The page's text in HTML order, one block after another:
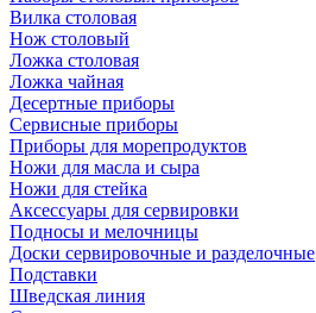
Вилка столовая
Нож столовый
Ложка столовая
Ложка чайная
Десертные приборы
Сервисные приборы
Приборы для морепродуктов
Ножи для масла и сыра
Ножи для стейка
Аксессуары для сервировки
Подносы и мелочницы
Доски сервировочные и разделочные
Подставки
Шведская линия